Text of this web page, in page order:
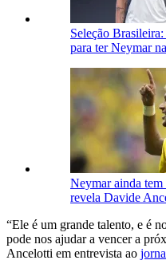
Seleção
para ter Neymar
Neymar ainda tem
revela Davide
“Ele é um grande talento, e é
pode nos ajudar a vencer a
Ancelotti em entrevista ao